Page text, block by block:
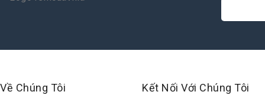
Về Chúng Tôi Kết Nối Với Chúng Tôi